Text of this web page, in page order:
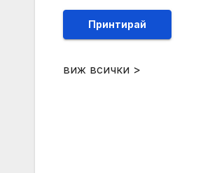
Принтирай
виж всички >